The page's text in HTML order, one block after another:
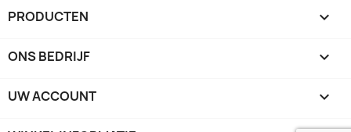
PRODUCTEN 
ONS BEDRIJF 
UW ACCOUNT 